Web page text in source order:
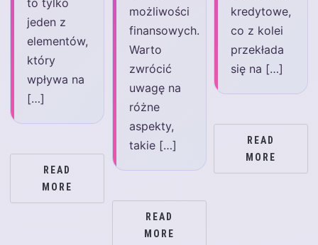
to tylko
jeden z
elementów,
który
wpływa na
[…]
READ
MORE
możliwości
finansowych.
Warto
zwrócić
uwagę na
różne
aspekty,
takie […]
READ
MORE
kredytowe,
co z kolei
przekłada
się na […]
READ
MORE